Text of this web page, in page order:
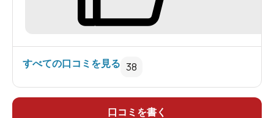
すべての口コミを見る 38
口コミを書く